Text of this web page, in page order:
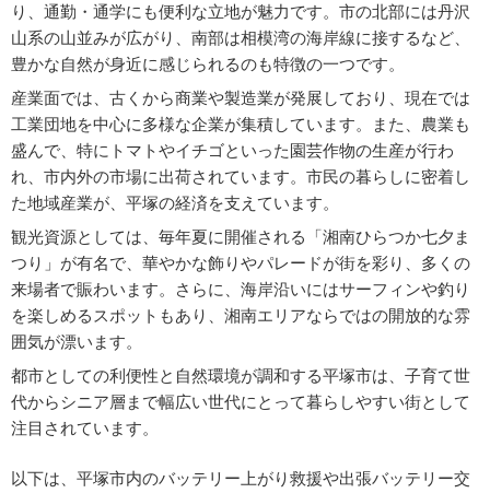
り、通勤・通学にも便利な立地が魅力です。市の北部には丹沢
山系の山並みが広がり、南部は相模湾の海岸線に接するなど、
豊かな自然が身近に感じられるのも特徴の一つです。
産業面では、古くから商業や製造業が発展しており、現在では
工業団地を中心に多様な企業が集積しています。また、農業も
盛んで、特にトマトやイチゴといった園芸作物の生産が行わ
れ、市内外の市場に出荷されています。市民の暮らしに密着し
た地域産業が、平塚の経済を支えています。
観光資源としては、毎年夏に開催される「湘南ひらつか七夕ま
つり」が有名で、華やかな飾りやパレードが街を彩り、多くの
来場者で賑わいます。さらに、海岸沿いにはサーフィンや釣り
を楽しめるスポットもあり、湘南エリアならではの開放的な雰
囲気が漂います。
都市としての利便性と自然環境が調和する平塚市は、子育て世
代からシニア層まで幅広い世代にとって暮らしやすい街として
注目されています。
以下は、平塚市内のバッテリー上がり救援や出張バッテリー交